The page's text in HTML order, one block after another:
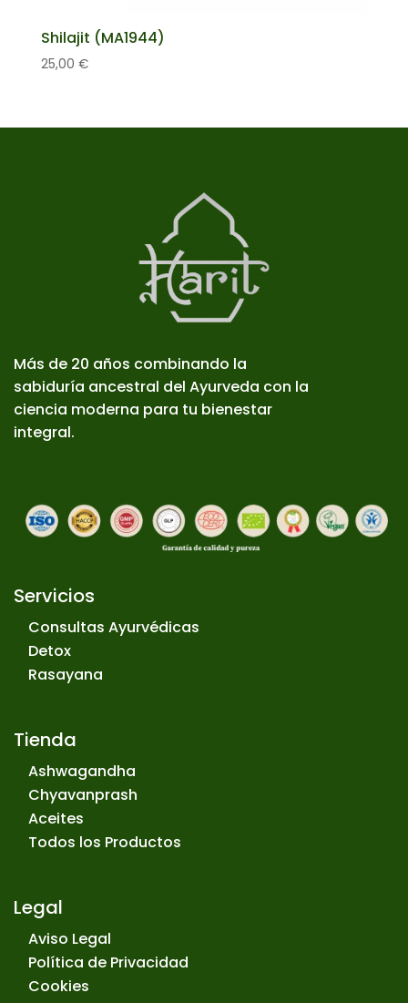
Shilajit (MA1944)
25,00 €
Más de 20 años combinando la
sabiduría ancestral del Ayurveda con la
ciencia moderna para tu bienestar
integral.
Servicios
Consultas Ayurvédicas
Detox
Rasayana
Tienda
Ashwagandha
Chyavanprash
Aceites
Todos los Productos
Legal
Aviso Legal
Política de Privacidad
Cookies